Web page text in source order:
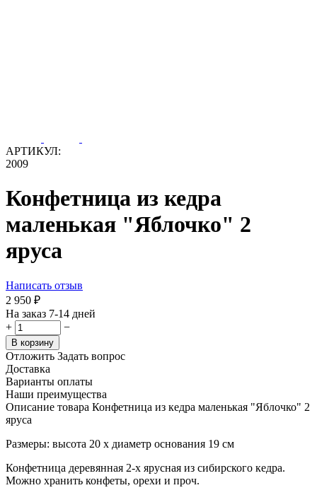
АРТИКУЛ:
2009
Конфетница из кедра
маленькая "Яблочко" 2
яруса
Написать отзыв
2 950 ₽
На заказ 7-14 дней
+
−
В корзину
Отложить Задать вопрос
Доставка
Варианты оплаты
Наши преимущества
Описание товара Конфетница из кедра маленькая "Яблочко" 2
яруса
Размеры: высота 20 х диаметр основания 19 см
Конфетница деревянная 2-х ярусная из сибирского кедра.
Можно хранить конфеты, орехи и проч.